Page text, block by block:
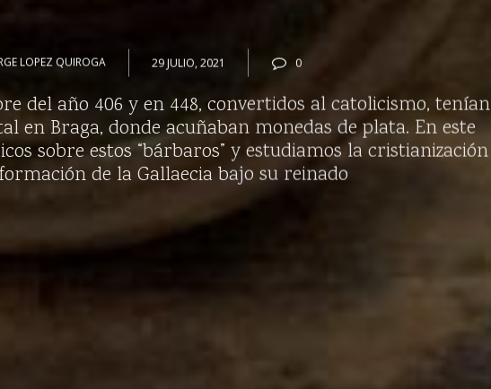
LOPEZ QUIROGA 29 JULIO, 2021 0
del año 406 y en 448, convertidos al catolicismo, tenían
en Braga, donde acuñaban monedas de plata. En este
sobre estos “bárbaros” y estudiamos la cristianización
de la Gallaecia bajo su reinado